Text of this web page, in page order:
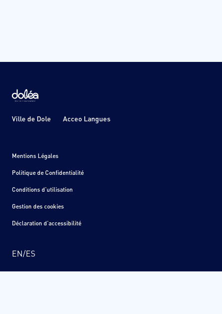
Ville de Dole Acceo Langues
EN/ES
Mentions Légales
Politique de Confidentialité
Conditions d'utilisation
Gestion des cookies
Déclaration d'accessibilité